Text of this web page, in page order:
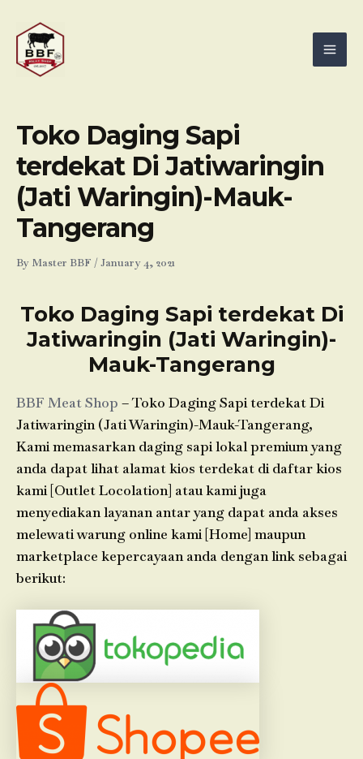
content
Toko Daging Sapi
terdekat Di Jatiwaringin
(Jati Waringin)-Mauk-
Tangerang
By Master BBF /January 4, 2021
Toko Daging Sapi terdekat Di
Jatiwaringin (Jati Waringin)-
Mauk-Tangerang
BBF Meat Shop – Toko Daging Sapi terdekat Di
Jatiwaringin (Jati Waringin)-Mauk-Tangerang,
Kami memasarkan daging sapi lokal premium yang
anda dapat lihat alamat kios terdekat di daftar kios
kami [Outlet Locolation] atau kami juga
menyediakan layanan antar yang dapat anda akses
melewati warung online kami [Home] maupun
marketplace kepercayaan anda dengan link sebagai
berikut: